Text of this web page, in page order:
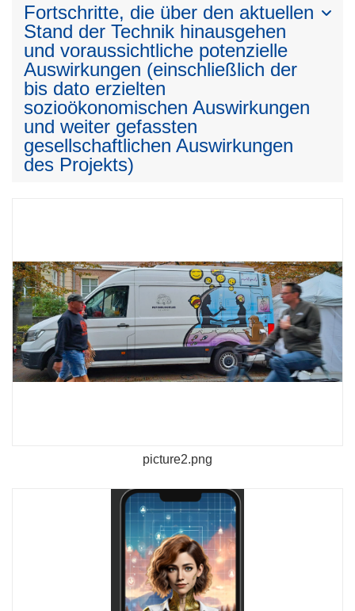
Fortschritte, die über den aktuellen
Stand der Technik hinausgehen
und voraussichtliche potenzielle
Auswirkungen (einschließlich der
bis dato erzielten
sozioökonomischen Auswirkungen
und weiter gefassten
gesellschaftlichen Auswirkungen
des Projekts)
picture2.png